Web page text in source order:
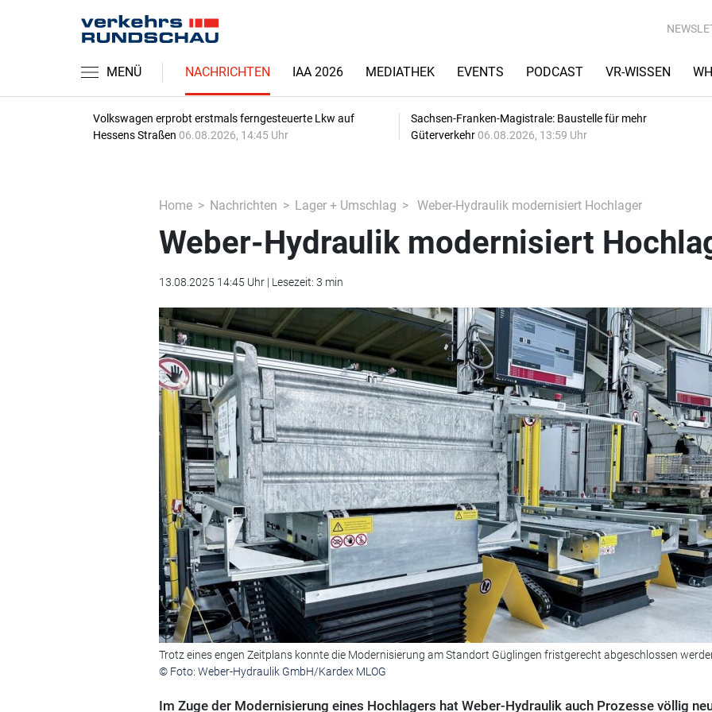
MENÜ NACHRICHTEN IAA 2026 MEDIATHEK EVENTS PODCAST VR-WISSEN
Volkswagen erprobt erstmals ferngesteuerte Lkw auf
Hessens Straßen 06.08.2026, 14:45 Uhr
Sachsen-Franken-Magistrale: Baustelle für mehr
Güterverkehr 06.08.2026, 13:59 Uhr
Home Nachrichten Lager + Umschlag Weber-Hydraulik modernisiert Hochlager
Weber-Hydraulik modernisiert
13.08.2025 14:45 Uhr | Lesezeit: 3 min
Trotz eines engen Zeitplans konnte die Modernisierung am Standort Güglingen fristgerecht abgeschlossen
© Foto: Weber-Hydraulik GmbH/Kardex MLOG
Im Zuge der Modernisierung eines Hochlagers hat Weber-Hydraulik auch Prozesse völlig